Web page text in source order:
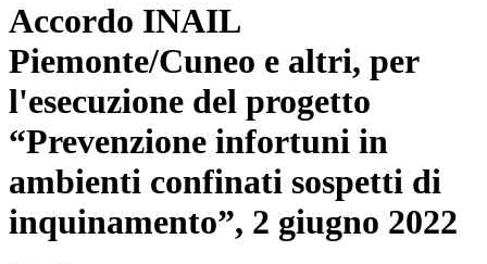
Accordo INAIL
Piemonte/Cuneo e altri, per
l'esecuzione del progetto
“Prevenzione infortuni in
ambienti confinati sospetti di
inquinamento”, 2 giugno 2022